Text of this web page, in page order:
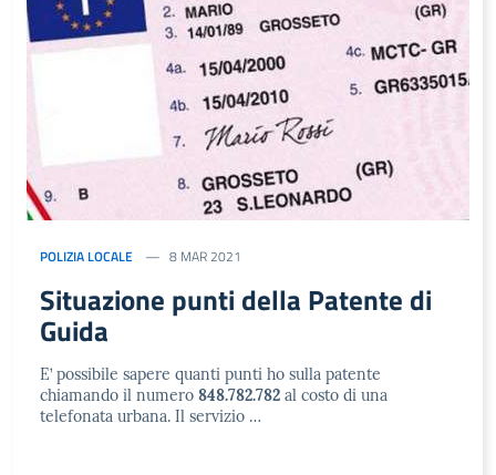
POLIZIA LOCALE 8 MAR 2021
Situazione punti della Patente di
Guida
E’ possibile sapere quanti punti ho sulla patente
chiamando il numero 848.782.782 al costo di una
telefonata urbana. Il servizio …